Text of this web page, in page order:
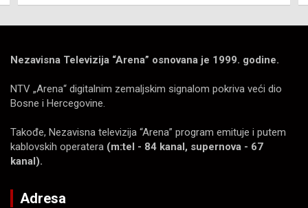
Nezavisna Televizija “Arena” osnovana je 1999. godine.
NTV „Arena“ digitalnim zemaljskim signalom pokriva veći dio
Bosne i Hercegovine.
Takođe, Nezavisna televizija “Arena” program emituje i putem
kablovskih operatera (m:tel - 84 kanal, supernova - 67
kanal).
Adresa